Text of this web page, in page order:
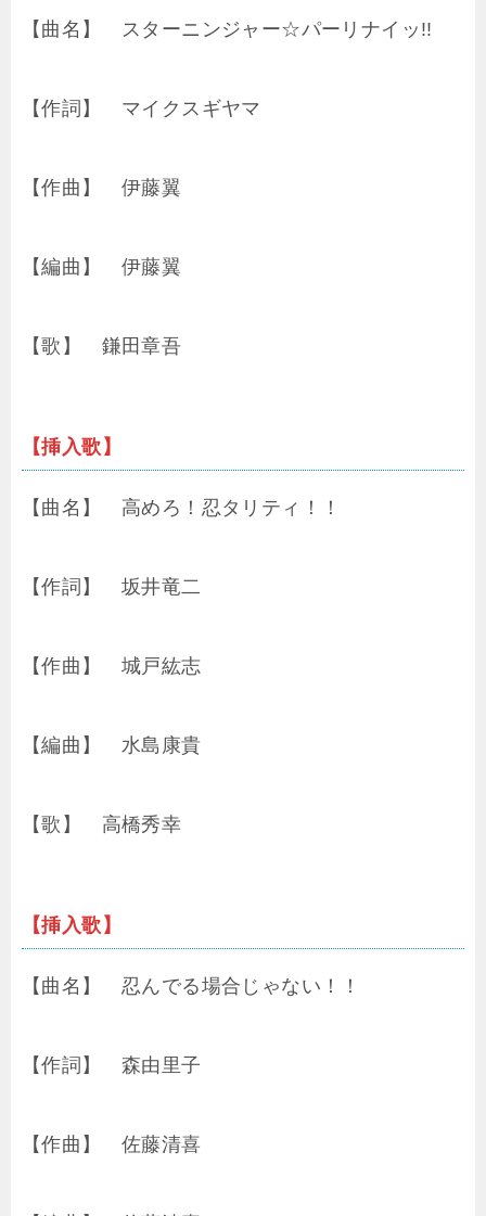
【曲名】 スターニンジャー☆パーリナイッ!!
【作詞】 マイクスギヤマ
【作曲】 伊藤翼
【編曲】 伊藤翼
【歌】 鎌田章吾
【挿入歌】
【曲名】 高めろ！忍タリティ！！
【作詞】 坂井竜二
【作曲】 城戸紘志
【編曲】 水島康貴
【歌】 高橋秀幸
【挿入歌】
【曲名】 忍んでる場合じゃない！！
【作詞】 森由里子
【作曲】 佐藤清喜